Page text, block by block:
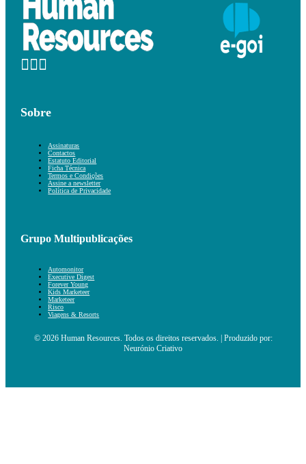
Sobre
Assinaturas
Contactos
Estatuto Editorial
Ficha Técnica
Termos e Condições
Assine a newsletter
Política de Privacidade
Grupo Multipublicações
Automonitor
Executive Digest
Forever Young
Kids Marketeer
Marketeer
Risco
Viagens & Resorts
© 2026 Human Resources. Todos os direitos reservados. | Produzido por:
Neurónio Criativo